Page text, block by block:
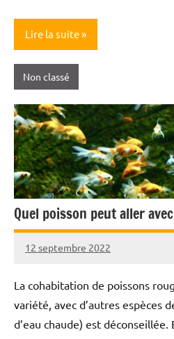
Lire la suite
Non classé
Quel poisson peut aller
12 septembre 2022
Annie
La cohabitation de poissons
variété, avec d’autres espèces
d’eau chaude) est déconseillée.